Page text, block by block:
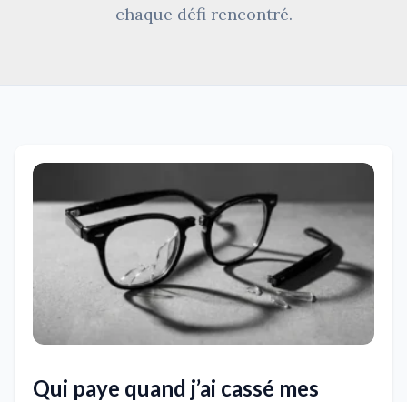
chaque défi rencontré.
Qui paye quand j’ai cassé mes